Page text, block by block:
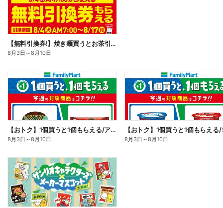
【無料引換券!】焼き麺買うとお茶引換券貰える!
8月3日 ～8月10日
【おトク】1個買うと1個もらえる/アイス
8月3日 ～8月10日 8月3日 ～8月10日